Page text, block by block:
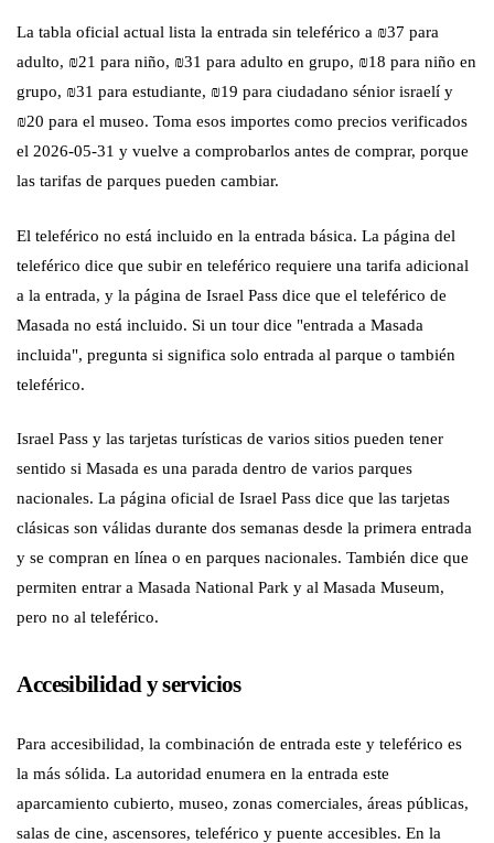
La tabla oficial actual lista la entrada sin teleférico a ₪37 para
adulto, ₪21 para niño, ₪31 para adulto en grupo, ₪18 para niño en
grupo, ₪31 para estudiante, ₪19 para ciudadano sénior israelí y
₪20 para el museo. Toma esos importes como precios verificados
el 2026-05-31 y vuelve a comprobarlos antes de comprar, porque
las tarifas de parques pueden cambiar.
El teleférico no está incluido en la entrada básica. La página del
teleférico dice que subir en teleférico requiere una tarifa adicional
a la entrada, y la página de Israel Pass dice que el teleférico de
Masada no está incluido. Si un tour dice "entrada a Masada
incluida", pregunta si significa solo entrada al parque o también
teleférico.
Israel Pass y las tarjetas turísticas de varios sitios pueden tener
sentido si Masada es una parada dentro de varios parques
nacionales. La página oficial de Israel Pass dice que las tarjetas
clásicas son válidas durante dos semanas desde la primera entrada
y se compran en línea o en parques nacionales. También dice que
permiten entrar a Masada National Park y al Masada Museum,
pero no al teleférico.
Accesibilidad y servicios
Para accesibilidad, la combinación de entrada este y teleférico es
la más sólida. La autoridad enumera en la entrada este
aparcamiento cubierto, museo, zonas comerciales, áreas públicas,
salas de cine, ascensores, teleférico y puente accesibles. En la